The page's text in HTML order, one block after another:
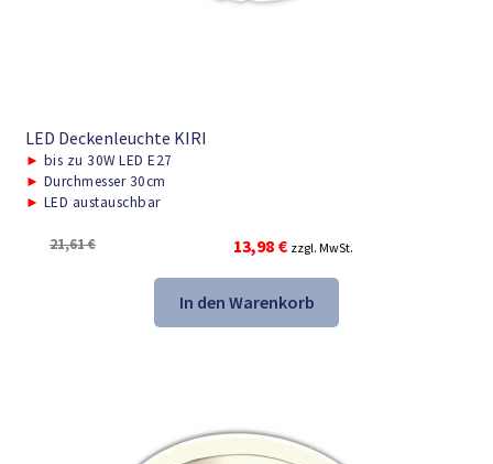
LED Deckenleuchte KIRI
► bis zu 30W LED E27
► Durchmesser 30cm
► LED austauschbar
21,61€
Ursprünglicher
war:
21,61 €
13,98 €Aktueller
ist:
13,98 €.
zzgl. MwSt.
In den Warenkorb